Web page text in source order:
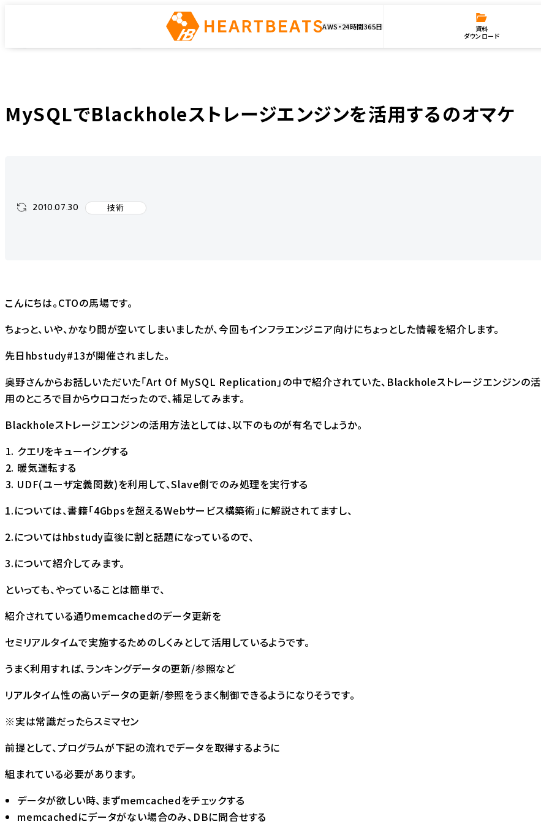
AWS・24時間365日
資料
ダウンロード
MySQLでBlackholeストレージエンジンを活用するのオマケ
2010.07.30 技術
こんにちは。CTOの馬場です。
ちょっと、いや、かなり間が空いてしまいましたが、今回もインフラエンジニア向けにちょっとした情報を紹介します。
先日 hbstudy#13が開催されました。
奥野さんからお話しいただいた「Art Of MySQL Replication」の中で紹介されていた、Blackholeストレージエンジンの活
用のところで目からウロコだったので、補足してみます。
Blackholeストレージエンジンの活用方法としては、以下のものが有名でしょうか。
クエリをキューイングする
暖気運転する
UDF(ユーザ定義関数)を利用して、Slave側でのみ処理を実行する
1.については、書籍「4Gbpsを超えるWebサービス構築術」に解説されてますし、
2.についてはhbstudy直後に割と話題になっているので、
3.について紹介してみます。
といっても、やっていることは簡単で、
紹介されている通りmemcachedのデータ更新を
セミリアルタイムで実施するためのしくみとして活用しているようです。
うまく利用すれば、ランキングデータの更新/参照など
リアルタイム性の高いデータの更新/参照をうまく制御できるようになりそうです。
※実は常識だったらスミマセン
前提として、プログラムが下記の流れでデータを取得するように
組まれている必要があります。
データが欲しい時、まずmemcachedをチェックする
memcachedにデータがない場合のみ、DBに問合せする